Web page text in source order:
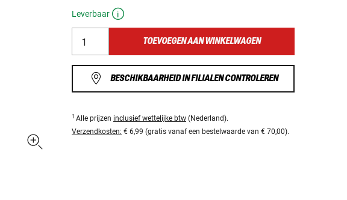
Leverbaar
TOEVOEGEN AAN WINKELWAGEN
BESCHIKBAARHEID IN FILIALEN CONTROLEREN
1 Alle prijzen inclusief wettelijke btw (Nederland).
Verzendkosten: € 6,99 (gratis vanaf een bestelwaarde van € 70,00).